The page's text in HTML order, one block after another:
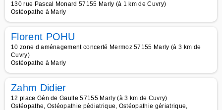
130 rue Pascal Monard 57155 Marly (à 1 km de Cuvry)
Ostéopathe à Marly
Florent POHU
10 zone d aménagement concerté Mermoz 57155 Marly (à 3 km de
Cuvry)
Ostéopathe à Marly
Zahm Didier
12 place Gén de Gaulle 57155 Marly (à 3 km de Cuvry)
Ostéopathe, Ostéopathie pédiatrique, Ostéopathie gériatrique,